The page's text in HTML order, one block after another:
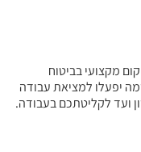
מקצועי בביטוח
יפעלו למציאת עבודה
ועד לקליטתכם בעבודה.